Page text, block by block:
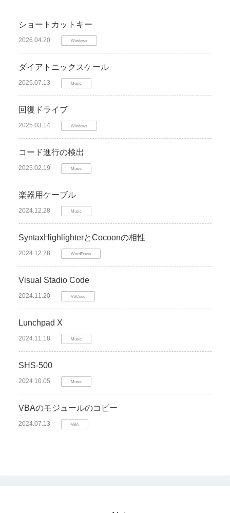
ショートカットキー
2026.04.20 Windows
ダイアトニックスケール
2025.07.13 Music
回復ドライブ
2025.03.14 Windows
コード進行の検出
2025.02.19 Music
楽器用ケーブル
2024.12.28 Music
SyntaxHighlighterとCocoonの相性
2024.12.28 WordPress
Visual Stadio Code
2024.11.20 VSCode
Lunchpad X
2024.11.18 Music
SHS-500
2024.10.05 Music
VBAのモジュールのコピー
2024.07.13 VBA